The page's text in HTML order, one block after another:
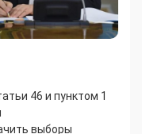
46 и пунктом 1
выборы